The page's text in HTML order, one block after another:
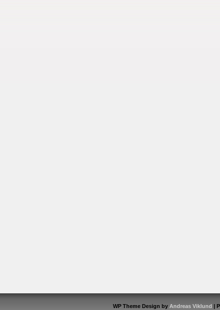
WP Theme Design by Andreas Viklund |